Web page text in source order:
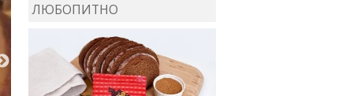
фурна
рецептатаСвински
ребра с печени
картофи
ЛЮБОПИТНО